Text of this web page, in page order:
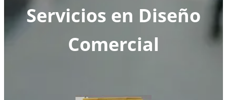
Servicios en Diseño
Comercial